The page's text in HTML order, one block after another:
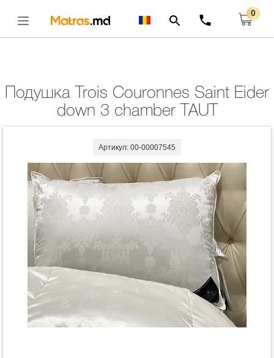
0
Подушка Trois Couronnes Saint Eider Down 3 Chamber
TAUT
down 3 chamber TAUT
Артикул: 00-00007545